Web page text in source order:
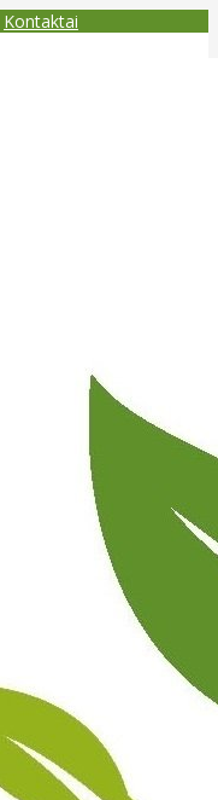
Kontaktai